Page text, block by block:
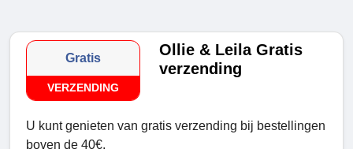
Gratis
VERZENDING
Ollie & Leila Gratis
verzending
U kunt genieten van gratis verzending bij bestellingen
boven de 40€.